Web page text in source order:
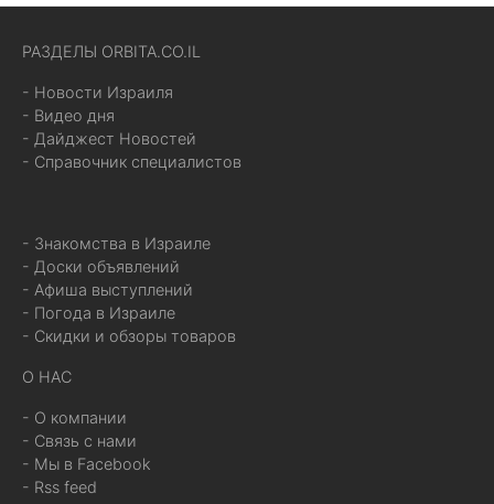
РАЗДЕЛЫ ORBITA.CO.IL
- Новости Израиля
- Видео дня
- Дайджест Новостей
- Справочник специалистов
- Знакомства в Израиле
- Доски объявлений
- Афиша выступлений
- Погода в Израиле
- Скидки и обзоры товаров
О НАС
- О компании
- Связь с нами
- Мы в Facebook
- Rss feed